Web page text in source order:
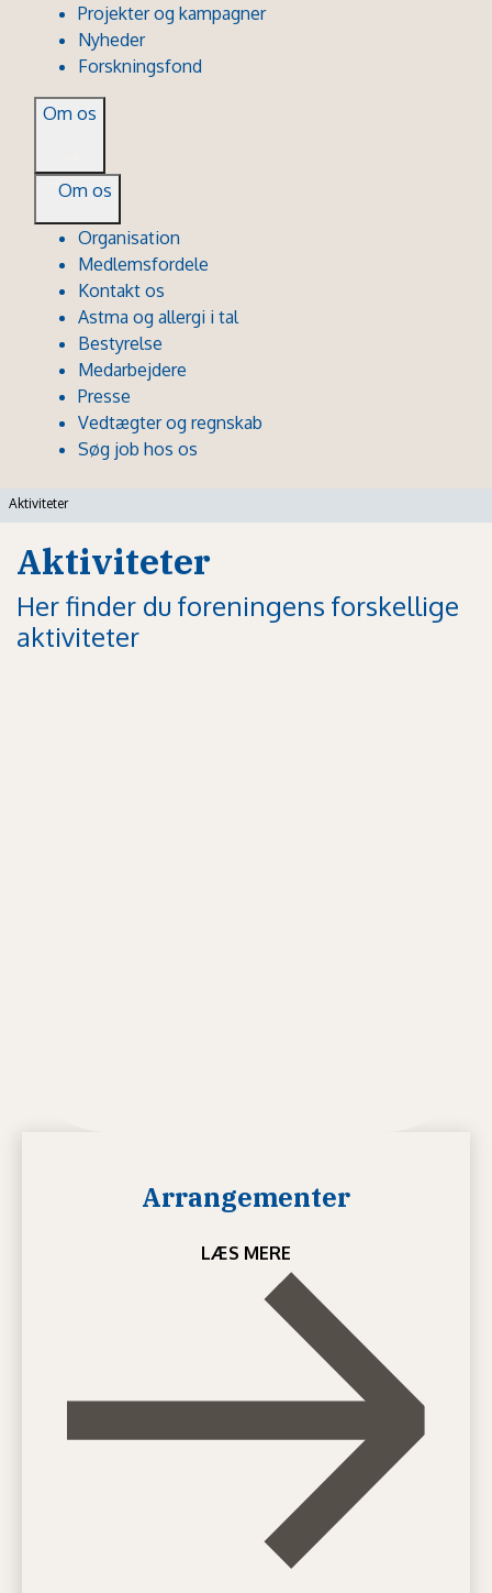
Projekter og kampagner
Nyheder
Forskningsfond
Om os
Om os
Organisation
Medlemsfordele
Kontakt os
Astma og allergi i tal
Bestyrelse
Medarbejdere
Presse
Vedtægter og regnskab
Søg job hos os
Aktiviteter
Aktiviteter
Her finder du foreningens forskellige
aktiviteter
Arrangementer
LÆS MERE